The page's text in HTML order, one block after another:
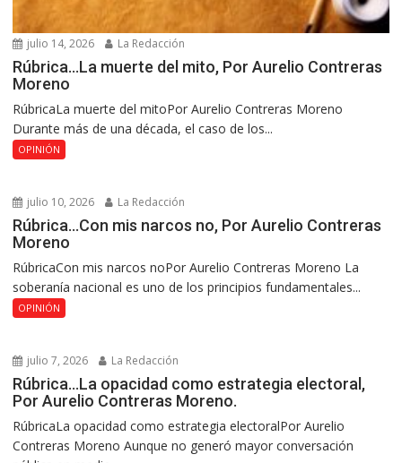
julio 14, 2026 La Redacción
Rúbrica…La muerte del mito, Por Aurelio Contreras
Moreno
RúbricaLa muerte del mitoPor Aurelio Contreras Moreno
Durante más de una década, el caso de los...
OPINIÓN
julio 10, 2026 La Redacción
Rúbrica…Con mis narcos no, Por Aurelio Contreras
Moreno
RúbricaCon mis narcos noPor Aurelio Contreras Moreno La
soberanía nacional es uno de los principios fundamentales...
OPINIÓN
julio 7, 2026 La Redacción
Rúbrica…La opacidad como estrategia electoral,
Por Aurelio Contreras Moreno.
RúbricaLa opacidad como estrategia electoralPor Aurelio
Contreras Moreno Aunque no generó mayor conversación